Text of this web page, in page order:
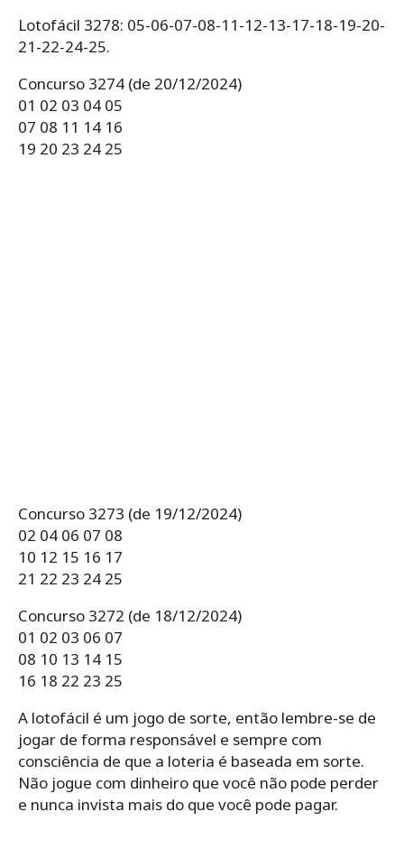
Lotofácil 3278: 05-06-07-08-11-12-13-17-18-19-20-
21-22-24-25.
Concurso 3274 (de 20/12/2024)
01 02 03 04 05
07 08 11 14 16
19 20 23 24 25
Concurso 3273 (de 19/12/2024)
02 04 06 07 08
10 12 15 16 17
21 22 23 24 25
Concurso 3272 (de 18/12/2024)
01 02 03 06 07
08 10 13 14 15
16 18 22 23 25
A lotofácil é um jogo de sorte, então lembre-se de
jogar de forma responsável e sempre com
consciência de que a loteria é baseada em sorte.
Não jogue com dinheiro que você não pode perder
e nunca invista mais do que você pode pagar.